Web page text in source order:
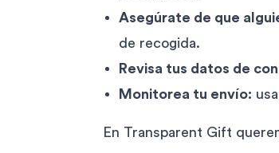
Asegúrate de que
de recogida.
Revisa tus datos de
Monitorea tu envío:
En Transparent Gift